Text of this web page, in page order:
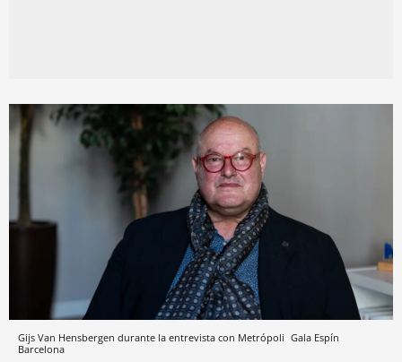
Gijs Van Hensbergen durante la entrevista con Metrópoli Gala Espín
Barcelona